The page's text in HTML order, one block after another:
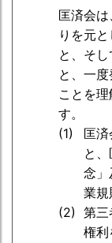
匡済会
りを元
と、そ
と、一
ことを
す。
匡
と
念」
業規
第三
権利